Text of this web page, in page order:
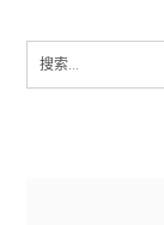
Search